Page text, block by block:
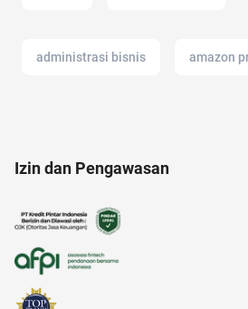
administrasi bisnis amazon
american music awards 2021
Izin dan Pengawasan